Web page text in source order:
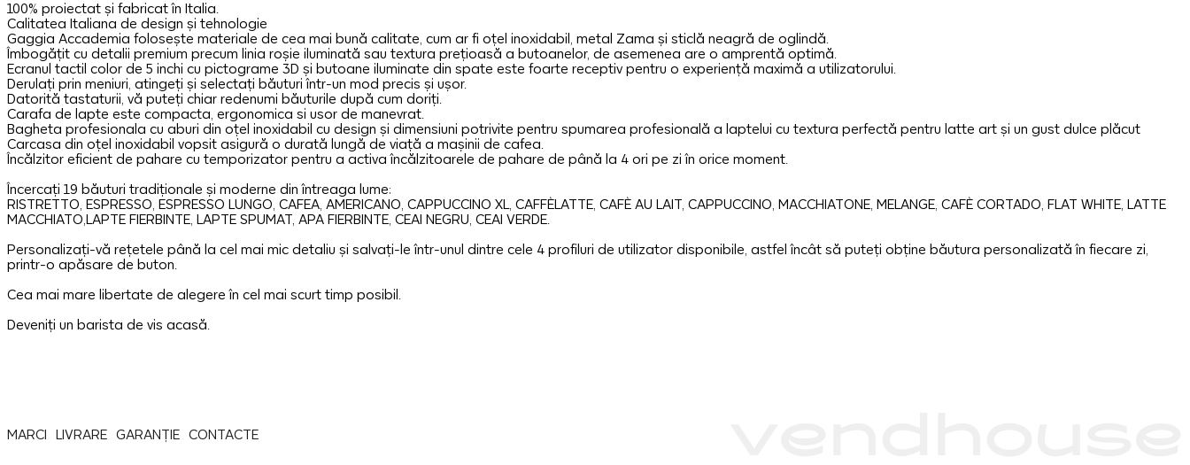
100% proiectat și fabricat în Italia.
Calitatea Italiana de design și tehnologie
Gaggia Accademia folosește materiale de cea mai bună calitate, cum ar fi oțel inoxidabil, metal Zama și sticlă neagră de oglindă.
Îmbogățit cu detalii premium precum linia roșie iluminată sau textura prețioasă a butoanelor, de asemenea are o amprentă optimă.
Ecranul tactil color de 5 inchi cu pictograme 3D și butoane iluminate din spate este foarte receptiv pentru o experiență maximă a utilizatorului.
Derulați prin meniuri, atingeți și selectați băuturi într-un mod precis și ușor.
Datorită tastaturii, vă puteți chiar redenumi băuturile după cum doriți.
Carafa de lapte este compacta, ergonomica si usor de manevrat.
Bagheta profesionala cu aburi din oțel inoxidabil cu design și dimensiuni potrivite pentru spumarea profesională a laptelui cu textura perfectă pentru latte art și un gust dulce plăcut
Carcasa din oțel inoxidabil vopsit asigură o durată lungă de viață a mașinii de cafea.
Încălzitor eficient de pahare cu temporizator pentru a activa încălzitoarele de pahare de până la 4 ori pe zi în orice moment.
Încercați 19 băuturi tradiționale și moderne din întreaga lume:
RISTRETTO, ESPRESSO, ESPRESSO LUNGO, CAFEA, AMERICANO, CAPPUCCINO XL, CAFFÈLATTE, CAFÈ AU LAIT, CAPPUCCINO, MACCHIATONE, MELANGE, CAFÈ CORTADO, FLAT WHITE, LATTE
MACCHIATO,LAPTE FIERBINTE, LAPTE SPUMAT, APA FIERBINTE, CEAI NEGRU, CEAI VERDE.
Personalizați-vă rețetele până la cel mai mic detaliu și salvați-le într-unul dintre cele 4 profiluri de utilizator disponibile, astfel încât să puteți obține băutura personalizată în fiecare zi,
printr-o apăsare de buton.
Cea mai mare libertate de alegere în cel mai scurt timp posibil.
Deveniți un barista de vis acasă.
MARCI LIVRARE GARANȚIE CONTACTE